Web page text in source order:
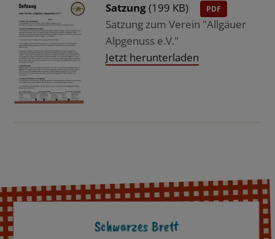
Satzung(199 KB) PDF
Satzung zum Verein "Allgäuer
Alpgenuss e.V."
Jetzt herunterladen
Schwarzes Brett
s'Lädele